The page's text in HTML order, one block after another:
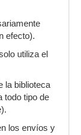
efecto).
utiliza el
la biblioteca
todo tipo de
los envíos y